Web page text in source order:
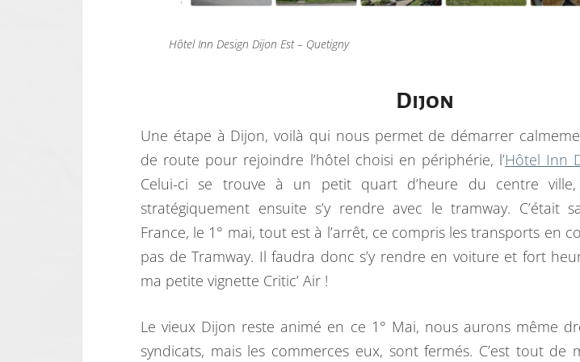
Hôtel Inn Design Dijon Est – Quetigny
Dijon
Une étape à Dijon, voilà qui nous permet de démarrer
de route pour rejoindre l’hôtel choisi en périphérie, l’Hôtel Inn
Celui-ci se trouve à un petit quart d’heure du centre
stratégiquement ensuite s’y rendre avec le tramway. C’était
France, le 1° mai, tout est à l’arrêt, ce compris les transports en
pas de Tramway. Il faudra donc s’y rendre en voiture et fort
ma petite vignette Critic’ Air !
Le vieux Dijon reste animé en ce 1° Mai, nous aurons même
syndicats, mais les commerces eux, sont fermés. C’est tout de